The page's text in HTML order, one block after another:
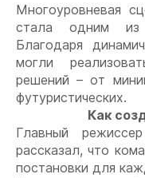
Многоуровневая
стала одним
Благодаря
могли
решений – от
футуристических.
Как
Главный
рассказал, что
постановки для